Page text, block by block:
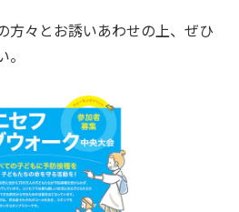
方々とお誘いあわせの上、ぜひ